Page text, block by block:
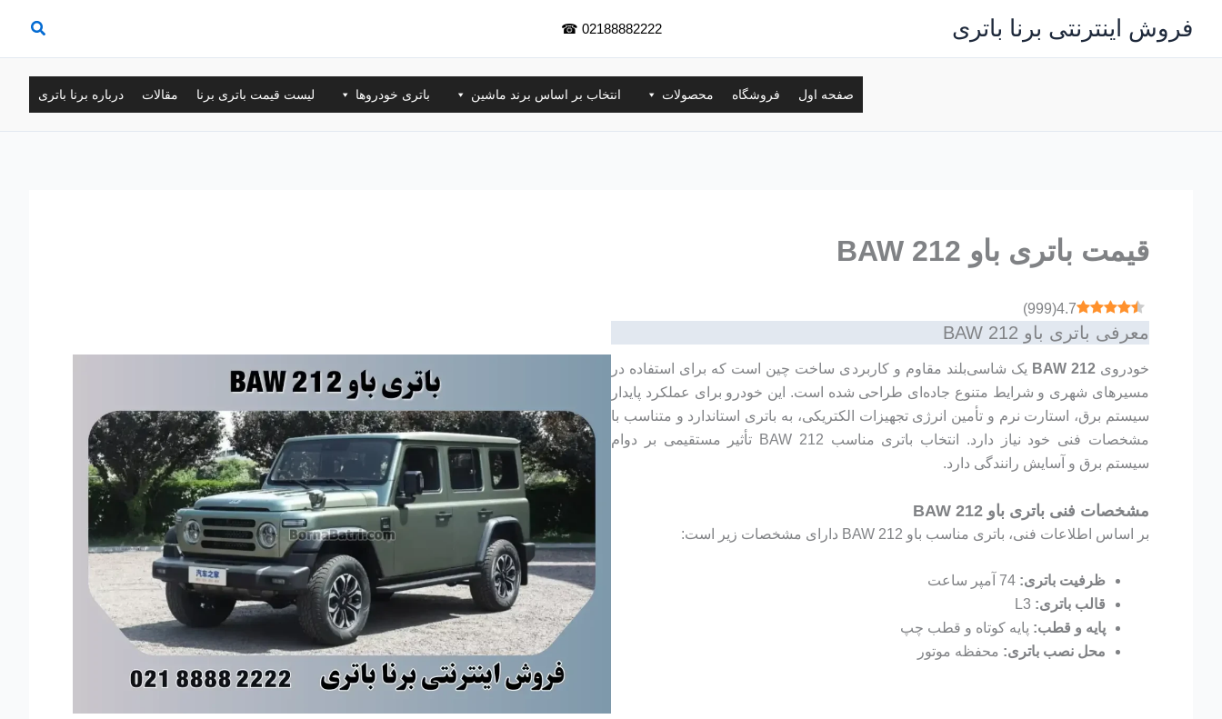
محتوا
فروش اینترنتی برنا باتری 02188882222
☎
صفحه اول فروشگاه محصولات انتخاب بر اساس برند ماشین باتری خودروها لیست قیمت باتری برنا مقالات درباره برنا باتری
قیمت باتری باو BAW 212
4.7
(
999
)
معرفی باتری باو BAW 212
خودرویBAW 212 یک شاسی‌بلند مقاوم و کاربردی ساخت چین است که برای استفاده در
مسیرهای شهری و شرایط متنوع جاده‌ای طراحی شده است. این خودرو برای عملکرد پایدار
سیستم برق، استارت نرم و تأمین انرژی تجهیزات الکتریکی، به باتری استاندارد و متناسب با
مشخصات فنی خود نیاز دارد. انتخاب باتری مناسب BAW 212 تأثیر مستقیمی بر دوام
سیستم برق و آسایش رانندگی دارد.
مشخصات فنی باتری باو BAW 212
بر اساس اطلاعات فنی، باتری مناسب باو BAW 212 دارای مشخصات زیر است:
ظرفیت باتری:
قالب باتری:
پایه و قطب: پایه کوتاه و قطب چپ
محل نصب باتری: محفظه موتور